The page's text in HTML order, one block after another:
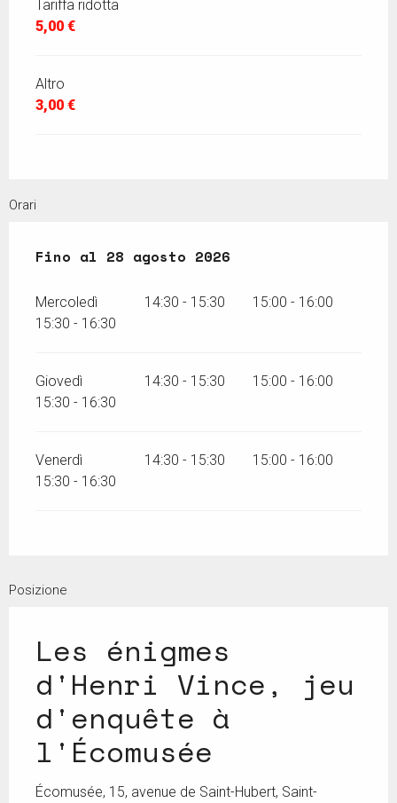
Tariffa ridotta
5,00 €
Altro
3,00 €
Orari
Dal15 luglio 2026al28 agosto 2026
Fino al 28 agosto 2026
Mercoledì 14:30 - 15:30
15:00 - 16:00
15:30 - 16:30
Giovedì 14:30 - 15:30
15:00 - 16:00
15:30 - 16:30
Venerdì 14:30 - 15:30
15:00 - 16:00
15:30 - 16:30
Posizione
Les énigmes
d'Henri Vince, jeu
d'enquête à
l'Écomusée
Écomusée, 15, avenue de Saint-Hubert, Saint-